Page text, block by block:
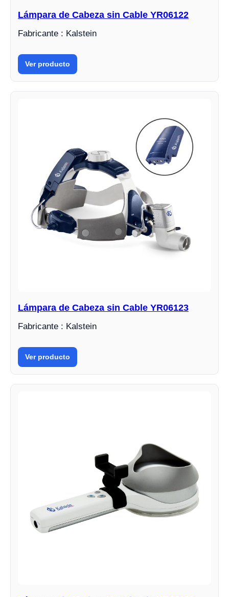
Lámpara de Cabeza sin Cable YR06122
Fabricante : Kalstein
Ver producto
Lámpara de Cabeza sin Cable YR06123
Fabricante : Kalstein
Ver producto